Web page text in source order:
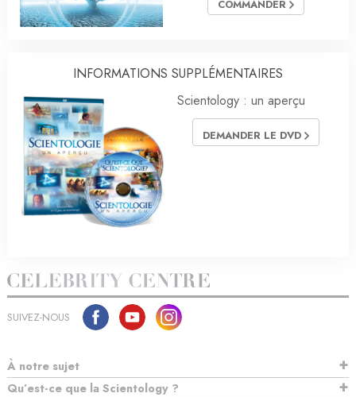
COMMANDER
INFORMATIONS SUPPLÉMENTAIRES
Scientology : un aperçu
DEMANDER LE DVD
SUIVEZ-NOUS
À notre sujet
Qu’est-ce que la Scientology ?